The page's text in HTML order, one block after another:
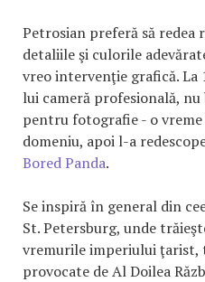
Petrosian preferă să redea
detaliile şi culorile
vreo intervenţie grafică.
lui cameră profesională, nu
pentru fotografie - o vreme
domeniu, apoi l-a
Bored Panda.
Se inspiră în general din
St. Petersburg, unde
vremurile imperiului
provocate de Al Doilea